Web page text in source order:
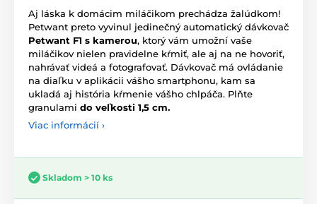
Aj láska k domácim miláčikom prechádza žalúdkom!
Petwant preto vyvinul jedinečný automatický dávkovač
Petwant F1 s kamerou, ktorý vám umožní vaše
miláčikov nielen pravidelne kŕmiť, ale aj na ne hovoriť,
nahrávať videá a fotografovať. Dávkovač má ovládanie
na diaľku v aplikácii vášho smartphonu, kam sa
ukladá aj história kŕmenie vášho chlpáča. Plňte
granulami do veľkosti 1,5 cm.
Viac informácií ›
Skladom > 10 ks